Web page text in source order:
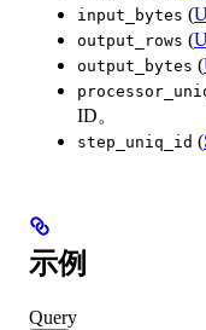
input_bytes (
output_rows (
output_bytes (
ID。
step_uniq_id (
示例
Query